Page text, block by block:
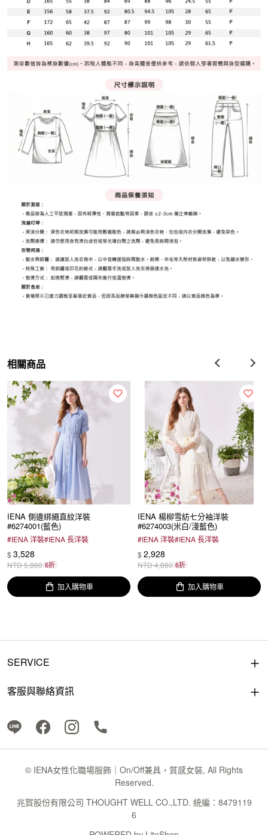
相關商品
IENA 側邊綁繩直紋洋裝
#6274001(藍色)
#IENA 洋裝#IENA 長洋裝
$ 3,528
NTD5,880 6折
加入購物車
IENA 楊柳雪紡七分袖洋裝
#6274003(米白/淺藍色)
#IENA 洋裝#IENA 長洋裝
$ 2,928
NTD4,880 6折
加入購物車
SERVICE
客服與聯絡資訊
© IENA女性化職場服飾｜On/Off兼具，質感女裝, All Rights
Reserved.
兆賀股份有限公司 THOUGHT WELL CO.,LTD. 統編：8479119
6